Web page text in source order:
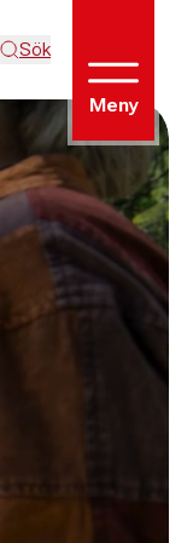
Sök
Meny